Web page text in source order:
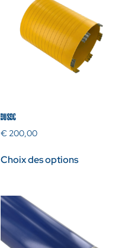
DUSDC
€ 200,00
Choix des options